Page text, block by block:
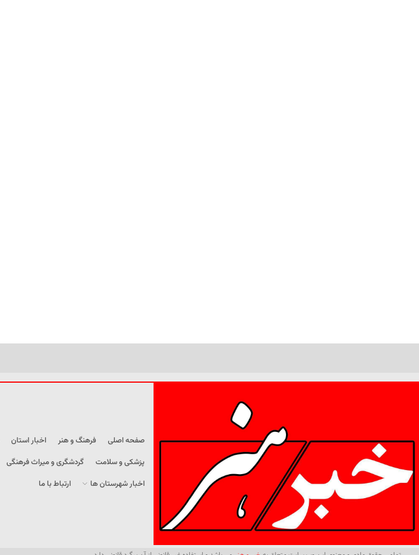
صفحه اصلی فرهنگ و هنر اخبار استان
پزشکی و سلامت
گردشگری و میراث فرهنگی
اخبار شهرستان ها
ارتباط با ما